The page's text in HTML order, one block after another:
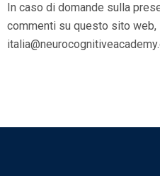
In caso di domande sulla
commenti su questo sito web,